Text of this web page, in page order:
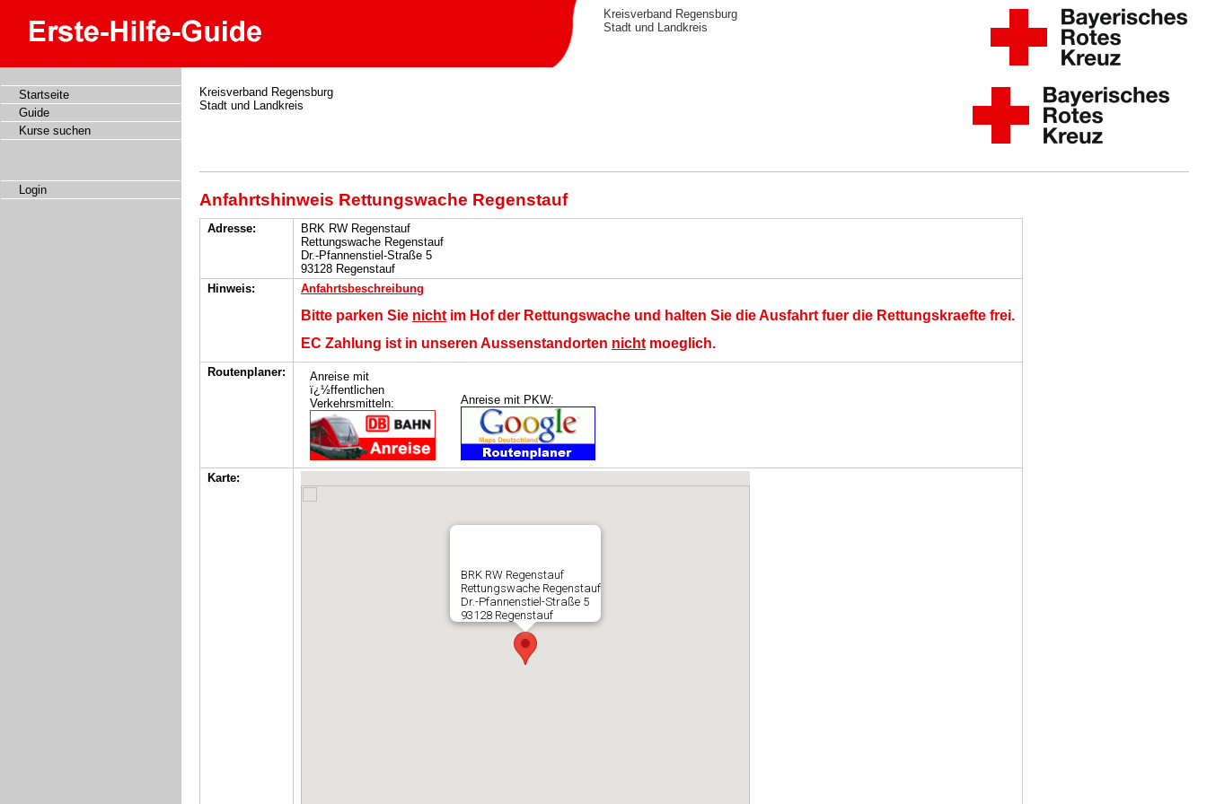
Kreisverband Regensburg
Stadt und Landkreis
Startseite
Guide
Kurse suchen
Login
Kreisverband Regensburg
Stadt und Landkreis
Anfahrtshinweis Rettungswache Regenstauf
Adresse:
BRK RW Regenstauf
Rettungswache Regenstauf
Dr.-Pfannenstiel-Straße 5
93128 Regenstauf
Hinweis:
Anfahrtsbeschreibung
Bitte parken Sie nicht im Hof der Rettungswache und halten Sie die Ausfahrt fuer die Rettungskraefte frei.
EC Zahlung ist in unseren Aussenstandorten nicht moeglich.
Routenplaner:
Anreise mit
ï¿½ffentlichen
Verkehrsmitteln:
Anreise mit PKW:
Karte:
BRK RW Regenstauf
Rettungswache Regenstauf
Dr.-Pfannenstiel-Straße 5
93128 Regenstauf